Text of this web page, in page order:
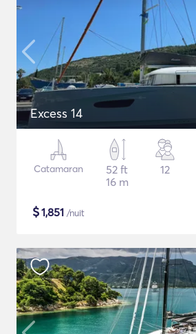
Excess 14
Catamaran
52 ft
16 m
12
$1,851 /nuit